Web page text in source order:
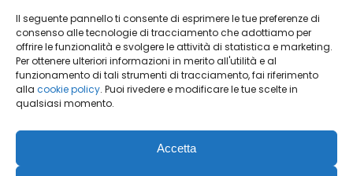
Il seguente pannello ti consente di esprimere le tue preferenze di
consenso alle tecnologie di tracciamento che adottiamo per
offrire le funzionalità e svolgere le attività di statistica e marketing.
Per ottenere ulteriori informazioni in merito all'utilità e al
funzionamento di tali strumenti di tracciamento, fai riferimento
alla cookie policy. Puoi rivedere e modificare le tue scelte in
qualsiasi momento.
Accetta